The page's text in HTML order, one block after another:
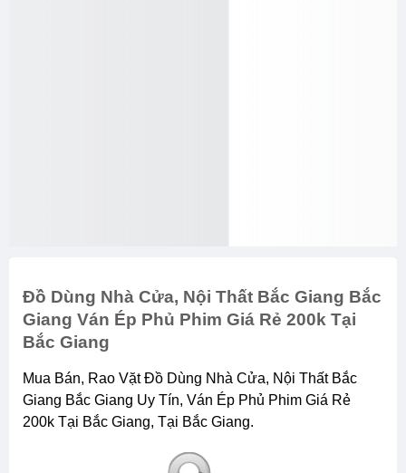
Đồ Dùng Nhà Cửa, Nội Thất Bắc Giang Bắc
Giang Ván Ép Phủ Phim Giá Rẻ 200k Tại
Bắc Giang
Mua Bán, Rao Vặt Đồ Dùng Nhà Cửa, Nội Thất Bắc
Giang Bắc Giang Uy Tín, Ván Ép Phủ Phim Giá Rẻ
200k Tại Bắc Giang, Tại Bắc Giang.